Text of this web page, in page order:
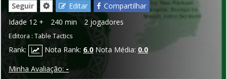
Seguir Editar
Compartilhar
Idade 12 + 240 min 2 jogadores
Editora : Table Tactics
Rank: Nota Rank: 6.0 Nota Média: 0.0
Minha Avaliação: -